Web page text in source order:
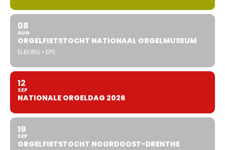
08
AUG
ORGELFIETSTOCHT NATIONAAL ORGELMUSEUM
ELBURG • EPE
12
SEP
NATIONALE ORGELDAG 2026
19
SEP
ORGELFIETSTOCHT NOORDOOST-DRENTHE